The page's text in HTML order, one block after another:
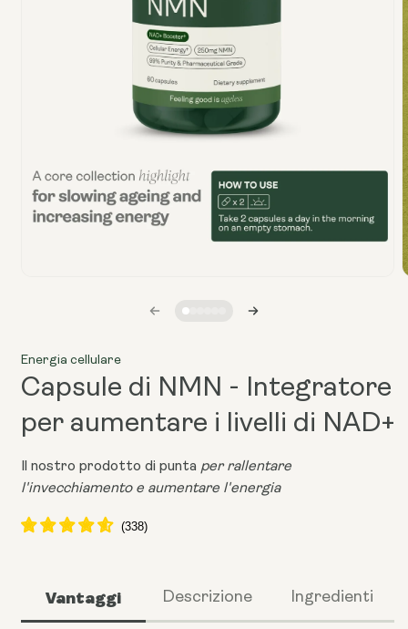
Energia cellulare
Capsule di NMN - Integratore
per aumentare i livelli di NAD+
Il nostro prodotto di punta per rallentare
l'invecchiamento e aumentare l'energia
Vantaggi Descrizione Ingredienti